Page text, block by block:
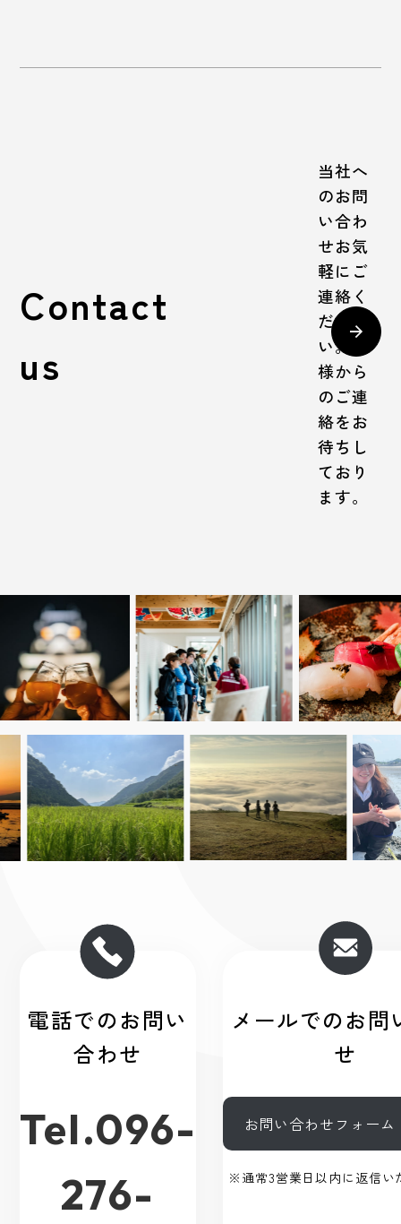
Contact
us
当社へ
のお問
い合わ
せお気
軽にご
連絡く
ださ
い。皆
様から
のご連
絡をお
待ちし
ており
ます。
電話でのお問い
合わせ
Tel.096-
276-
メールでのお問
せ
お問い合わせフォーム
※通常3営業日以内に返信い